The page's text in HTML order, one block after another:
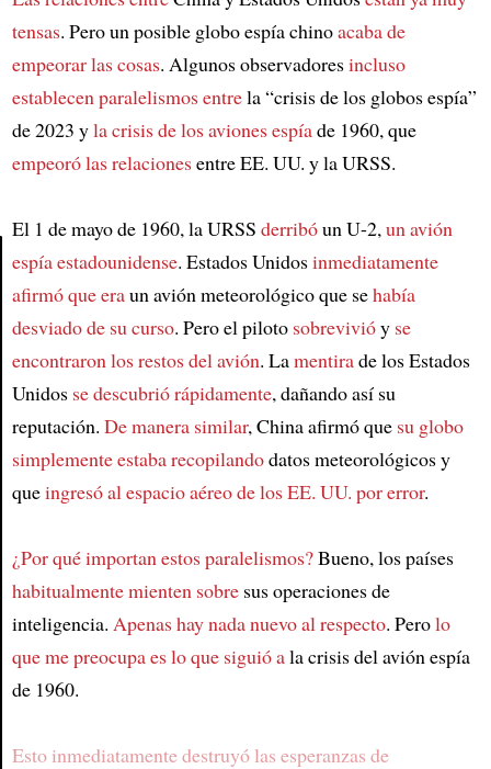
Article
tensas. Pero un posible globo espía chinoacaba de
empeorar las cosas. Algunos observadoresincluso
establecen paralelismos entrela “crisis de los globos espía”
de 2023 yla crisis de los aviones espíade 1960, que
empeoró las relacionesentre EE. UU. y la URSS.
El 1 de mayo de 1960, la URSS derribóun U-2,un avión
espía estadounidense. Estados Unidosinmediatamente
afirmó que eraun avión meteorológico que sehabía
desviado de su curso. Pero el piloto sobrevivióy se
encontraron los restos del avión. Lamentirade los Estados
Unidos se descubrió rápidamente, dañando así su
reputación. De manera similar, China afirmó que su globo
simplemente estaba recopilandodatos meteorológicos y
queingresó al espacio aéreo de los EE. UU. por error.
¿Por qué importan estos paralelismos?Bueno, los países
habitualmente mienten sobresus operaciones de
inteligencia. Apenas hay nada nuevo al respecto. Perolo
que me preocupa es lo que siguió ala crisis del avión espía
de 1960.
Esto inmediatamente destruyó las esperanzas de